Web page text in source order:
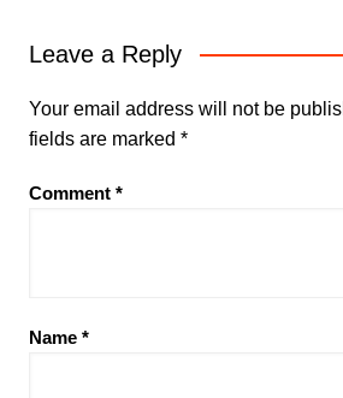
Leave a Reply
Your email address will not be
fields are marked *
Comment *
Name *